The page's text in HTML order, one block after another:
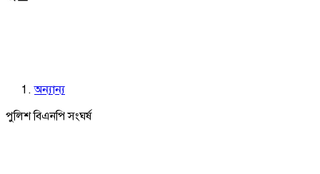
অন্যান্য
পুলিশ বিএনপি সংঘর্ষ